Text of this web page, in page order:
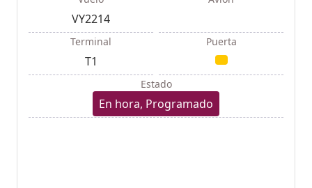
VY2214
Terminal
T1
Puerta
Estado
En hora, Programado